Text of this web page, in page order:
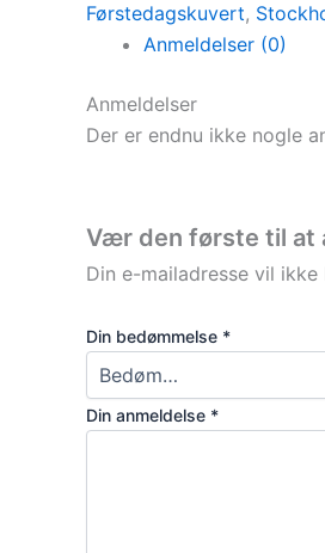
Førstedagskuvert,
Anmeldelser (0)
Anmeldelser
Der er endnu ikke nogle
Vær den første til at
Din e-mailadresse vil
Din bedømmelse *
Din anmeldelse *